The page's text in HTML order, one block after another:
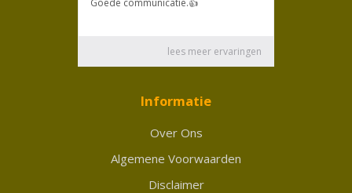
Informatie
Over Ons
Algemene Voorwaarden
Disclaimer